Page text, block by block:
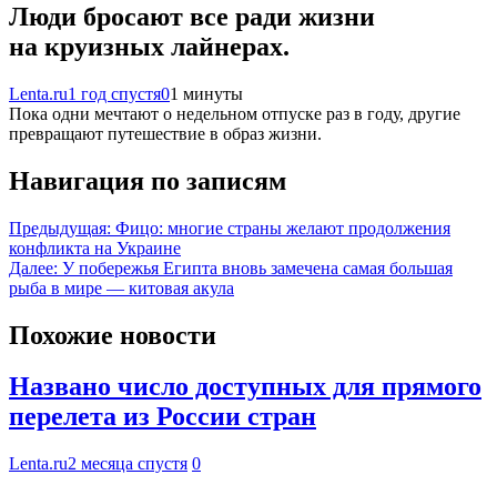
Люди бросают все ради жизни
на круизных лайнерах.
Lenta.ru1 год спустя01 минуты
Пока одни мечтают о недельном отпуске раз в году, другие
превращают путешествие в образ жизни.
Навигация по записям
Предыдущая: Фицо: многие страны желают продолжения
конфликта на Украине
Далее: У побережья Египта вновь замечена самая большая
рыба в мире — китовая акула
Похожие новости
Названо число доступных для прямого
перелета из России стран
Lenta.ru2 месяца спустя 0